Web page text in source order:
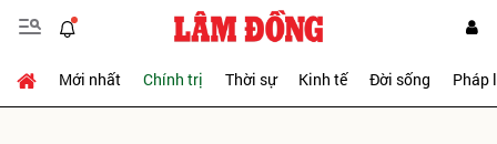
Mới nhất Chính trị Thời sự Kinh tế Đời sống Pháp
Gửi bình luận